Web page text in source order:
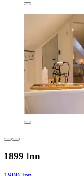
1899 Inn